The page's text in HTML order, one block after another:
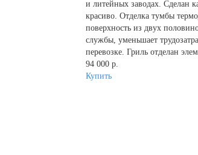
и литейных заводах. Сделан
красиво. Отделка тумбы
поверхность из двух
службы, уменьшает
перевозке. Гриль отделан
94 000 р.
Купить